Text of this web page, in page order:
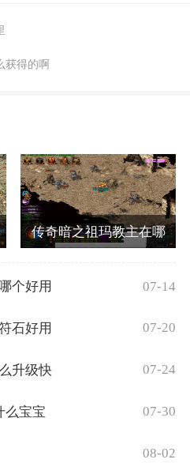
获得的啊
传奇暗之祖玛教主在哪
个好用 07-14
石好用 07-20
升级快 07-24
么宝宝 07-30
08-02